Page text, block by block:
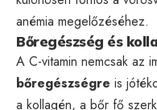
anémia megelőzéséhez.
Bőregészség és
A C-vitamin nemcsak az
bőregészségre is
a kollagén, a bőr fő